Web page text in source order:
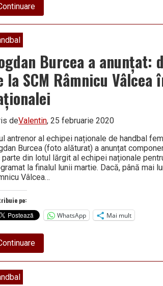
about
Handbal
feminin,
de
senioare
și
de
tineret
se
reunesc
Craiova.
jucătoare
convocate
de
la
SCM
Râmnicu
Burcea a anunțat:
la SCM Râmnicu
deValentin, 25 februarie 2020
antrenor al echipei naționale de handbal
Burcea (foto alăturat) a anunțat
parte din lotul lărgit al echipei naționale
la finalul lunii martie. Dacă, până mai
Vâlcea…
pe:
WhatsApp
Mai mult
about
Bogdan
Burcea